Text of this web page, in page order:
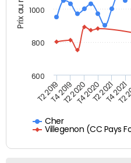
Prix au m2
Cher
Villegenon (CC Pays
T2 2019T4 2019T2 2020T4 2020T2 2021T4 2021
T2
800
1000
600